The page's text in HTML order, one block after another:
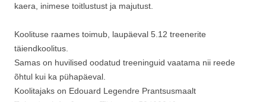
kaera, inimese toitlustust ja majutust.
Koolituse raames toimub, laupäeval 5.12 treenerite
täiendkoolitus.
Samas on huvilised oodatud treeninguid vaatama nii reede
õhtul kui ka pühapäeval.
Koolitajaks on Edouard Legendre Prantsusmaalt